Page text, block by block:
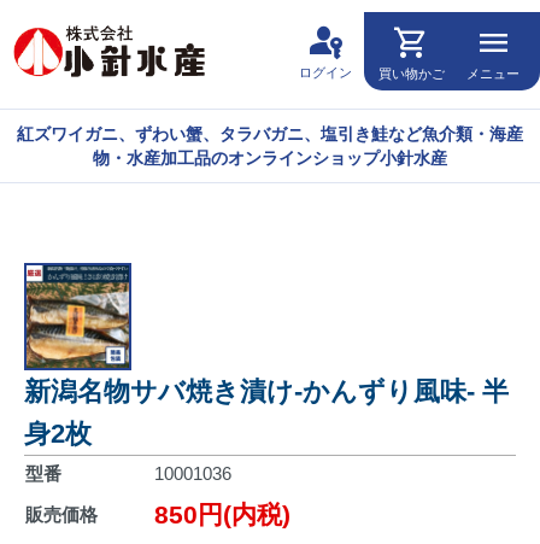
passkey
ログイン
shopping_cart
買い物かご
menu
メニュー
紅ズワイガニ、ずわい蟹、タラバガニ、塩引き鮭など魚介類・海産
物・水産加工品のオンラインショップ小針水産
新潟名物サバ焼き漬け-かんずり風味- 半
身2枚
型番
10001036
販売価格
850円(内税)